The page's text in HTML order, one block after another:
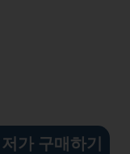
가 구매하기